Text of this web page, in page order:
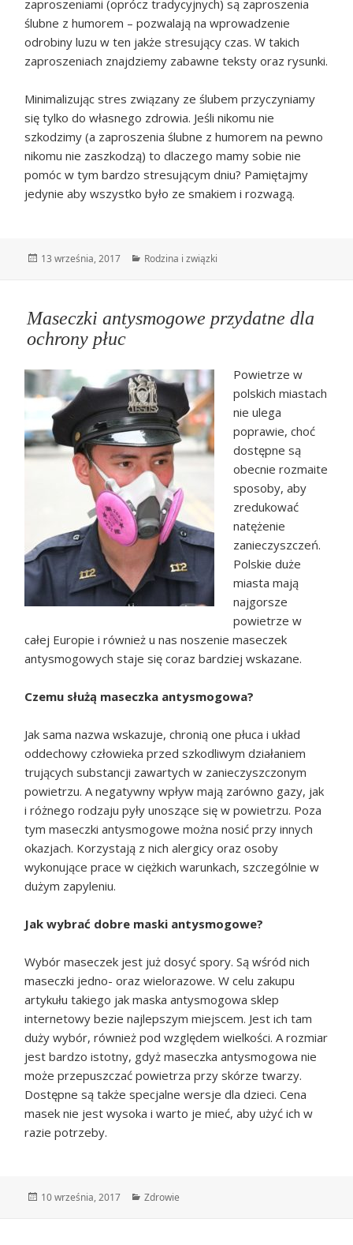
zaproszeniami (oprócz tradycyjnych) są zaproszenia
ślubne z humorem – pozwalają na wprowadzenie
odrobiny luzu w ten jakże stresujący czas. W takich
zaproszeniach znajdziemy zabawne teksty oraz rysunki.
Minimalizując stres związany ze ślubem przyczyniamy
się tylko do własnego zdrowia. Jeśli nikomu nie
szkodzimy (a zaproszenia ślubne z humorem na pewno
nikomu nie zaszkodzą) to dlaczego mamy sobie nie
pomóc w tym bardzo stresującym dniu? Pamiętajmy
jedynie aby wszystko było ze smakiem i rozwagą.
Data
13 września, 2017 Kategorie
Rodzina i związki
Maseczki antysmogowe przydatne dla
ochrony płuc
Powietrze w
polskich miastach
nie ulega
poprawie, choć
dostępne są
obecnie rozmaite
sposoby, aby
zredukować
natężenie
zanieczyszczeń.
Polskie duże
miasta mają
najgorsze
powietrze w
całej Europie i również u nas noszenie maseczek
antysmogowych staje się coraz bardziej wskazane.
Czemu służą maseczka antysmogowa?
Jak sama nazwa wskazuje, chronią one płuca i układ
oddechowy człowieka przed szkodliwym działaniem
trujących substancji zawartych w zanieczyszczonym
powietrzu. A negatywny wpływ mają zarówno gazy, jak
i różnego rodzaju pyły unoszące się w powietrzu. Poza
tym maseczki antysmogowe można nosić przy innych
okazjach. Korzystają z nich alergicy oraz osoby
wykonujące prace w ciężkich warunkach, szczególnie w
dużym zapyleniu.
Jak wybrać dobre maski antysmogowe?
Wybór maseczek jest już dosyć spory. Są wśród nich
maseczki jedno- oraz wielorazowe. W celu zakupu
artykułu takiego jak maska antysmogowa sklep
internetowy bezie najlepszym miejscem. Jest ich tam
duży wybór, również pod względem wielkości. A rozmiar
jest bardzo istotny, gdyż maseczka antysmogowa nie
może przepuszczać powietrza przy skórze twarzy.
Dostępne są także specjalne wersje dla dzieci. Cena
masek nie jest wysoka i warto je mieć, aby użyć ich w
razie potrzeby.
Data
10 września, 2017 Kategorie
Zdrowie